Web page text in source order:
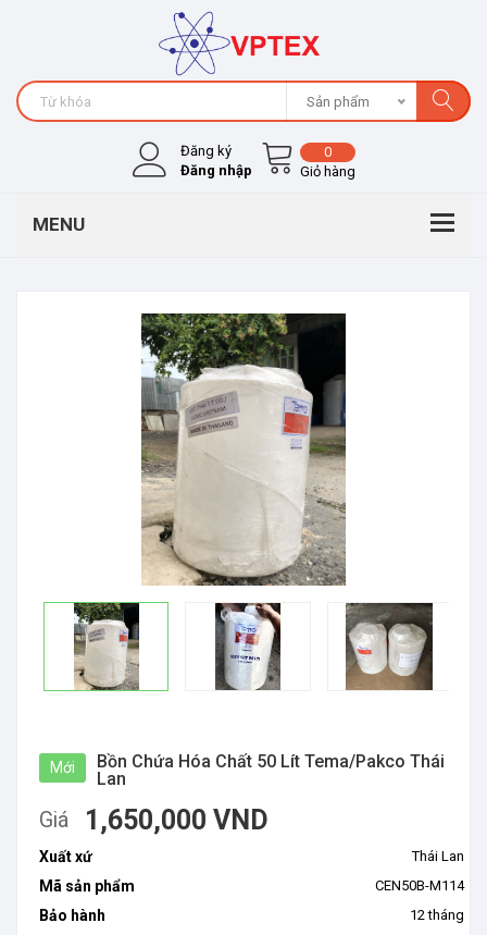
Sản phẩm
Đăng ký
Đăng nhập
0
Giỏ hàng
Mới
Bồn Chứa Hóa Chất 50 Lít Tema/Pakco Thái
Lan
Giá 1,650,000 VND
Xuất xứ Thái Lan
Mã sản phẩm CEN50B-M114
Bảo hành 12 tháng